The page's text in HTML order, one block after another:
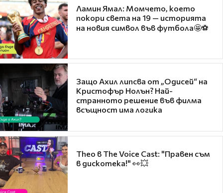
Ламин Ямал: Момчето, което
покори света на 19 — историята
на новия символ във футбола🤩⚽
Защо Ахил липсва от „Одисей“ на
Кристофър Нолън? Най-
странното решение във филма
всъщност има логика
Theo в The Voice Cast: "Правен съм
в дискотека!" 👀💥